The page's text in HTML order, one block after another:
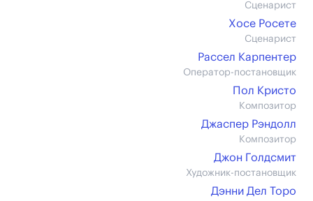
Сценарист
Хосе Росете
Сценарист
Рассел Карпентер
Оператор-постановщик
Пол Кристо
Композитор
Джаспер Рэндолл
Композитор
Джон Голдсмит
Художник-постановщик
Дэнни Дел Торо